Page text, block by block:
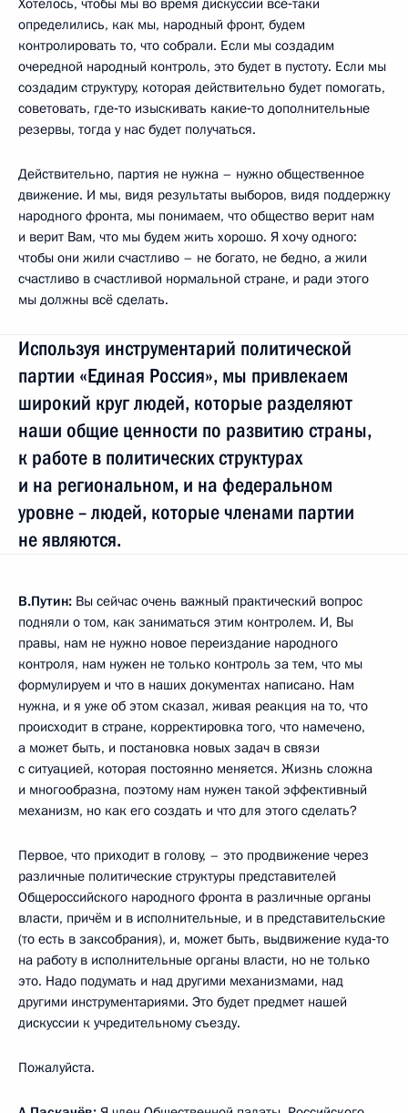
определились, как мы, народный фронт, будем
контролировать то, что собрали. Если мы создадим
очередной народный контроль, это будет в пустоту. Если мы
создадим структуру, которая действительно будет помогать,
советовать, где‑то изыскивать какие‑то дополнительные
резервы, тогда у нас будет получаться.
Действительно, партия не нужна – нужно общественное
движение. И мы, видя результаты выборов, видя поддержку
народного фронта, мы понимаем, что общество верит нам
и верит Вам, что мы будем жить хорошо. Я хочу одного:
чтобы они жили счастливо – не богато, не бедно, а жили
счастливо в счастливой нормальной стране, и ради этого
мы должны всё сделать.
Используя инструментарий политической
партии «Единая Россия», мы привлекаем
широкий круг людей, которые разделяют
наши общие ценности по развитию страны,
к работе в политических структурах
и на региональном, и на федеральном
уровне – людей, которые членами партии
не являются.
В.Путин: Вы сейчас очень важный практический вопрос
подняли о том, как заниматься этим контролем. И, Вы
правы, нам не нужно новое переиздание народного
контроля, нам нужен не только контроль за тем, что мы
формулируем и что в наших документах написано. Нам
нужна, и я уже об этом сказал, живая реакция на то, что
происходит в стране, корректировка того, что намечено,
а может быть, и постановка новых задач в связи
с ситуацией, которая постоянно меняется. Жизнь сложна
и многообразна, поэтому нам нужен такой эффективный
механизм, но как его создать и что для этого сделать?
Первое, что приходит в голову, – это продвижение через
различные политические структуры представителей
Общероссийского народного фронта в различные органы
власти, причём и в исполнительные, и в представительские
(то есть в заксобрания), и, может быть, выдвижение куда‑то
на работу в исполнительные органы власти, но не только
это. Надо подумать и над другими механизмами, над
другими инструментариями. Это будет предмет нашей
дискуссии к учредительному съезду.
Пожалуйста.